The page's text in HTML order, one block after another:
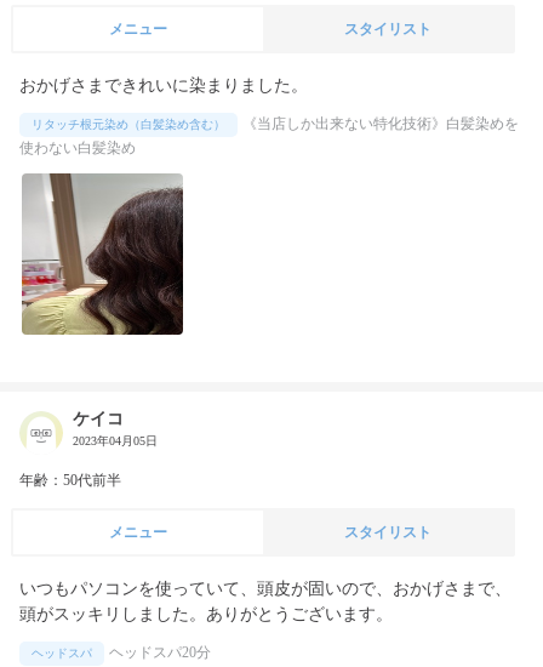
メニュー スタイリスト
おかげさまできれいに染まりました。
リタッチ根元染め（白髪染め含む）
《当店しか出来ない特化技術》白髪染めを
使わない白髪染め
ケイコ
2023年04月05日
年齢：50代前半
メニュー スタイリスト
いつもパソコンを使っていて、頭皮が固いので、おかげさまで、
頭がスッキリしました。ありがとうございます。
ヘッドスパ ヘッドスパ20分